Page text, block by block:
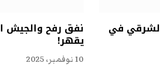
في نفق رفح والجيش
يقهر!
10 نوفمبر، 2025